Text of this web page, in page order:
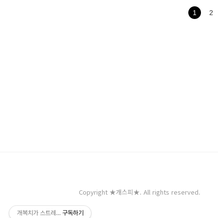
탄핵 찬성을 지지한다. 윤석열 대통령은 이미 2024
자신의 입장을 분명하게 밝혔다. 탄핵 소추 하든 수
1 2
Copyright ★개스피★. All rights reserved.
개복치가 스트레스를 피하는 방법
구독하기